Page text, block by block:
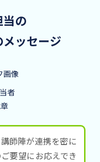
の
ッセージ
者
師陣が連携を密に
要望にお応えでき